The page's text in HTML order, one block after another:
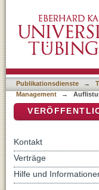
Mohammed"
Publikationsdienste →
Management
→
Kontakt
Verträge
Hilfe und